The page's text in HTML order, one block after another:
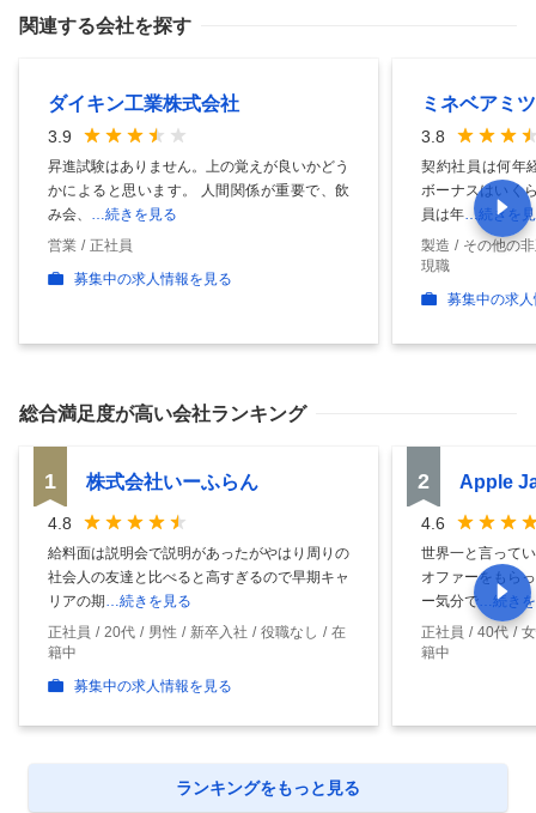
関連する会社を探す
ダイキン工業株式会社
3.9
昇進試験はありません。上の覚えが良いかどう
かによると思います。 人間関係が重要で、飲
み会、
…続きを見る
営業
正社員
募集中の求人情報を見る
ミネベアミ
3.8
契約社員は何年
ボーナスはいく
員は年 …続きを
製造
その他の
現職
募集中の求
総合満足度が高い会社ランキング
1 株式会社いーふらん
4.8
給料面は説明会で説明があったがやはり周りの
社会人の友達と比べると高すぎるので早期キャ
リアの期…続きを見る
正社員
20代 男性 新卒入社 役職なし
在
籍中
募集中の求人情報を見る
2 Apple
4.6
世界一と言って
オファーをもら
ー気分で…続き
正社員
40代
籍中
ランキングをもっと見る